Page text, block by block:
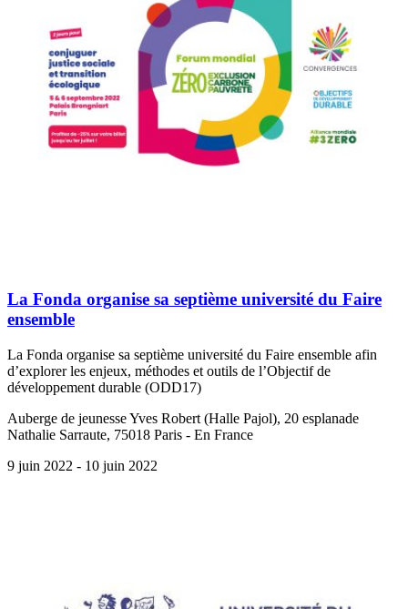
La Fonda organise sa septième université du Faire
ensemble
La Fonda organise sa septième université du Faire ensemble afin
d’explorer les enjeux, méthodes et outils de l’Objectif de
développement durable (ODD17)
Auberge de jeunesse Yves Robert (Halle Pajol), 20 esplanade
Nathalie Sarraute, 75018 Paris - En France
9 juin 2022 - 10 juin 2022